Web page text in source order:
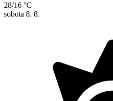
28/16 °C
sobota 8. 8.